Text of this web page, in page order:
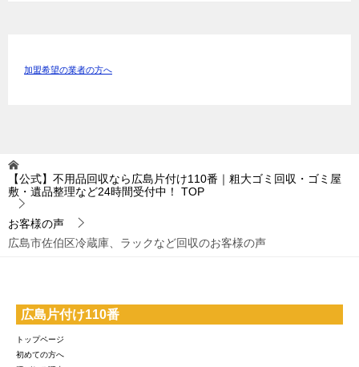
加盟希望の業者の方へ
【公式】不用品回収なら広島片付け110番｜粗大ゴミ回収・ゴミ屋
敷・遺品整理など24時間受付中！
TOP
お客様の声
広島市佐伯区冷蔵庫、ラックなど回収のお客様の声
広島片付け110番
トップページ
初めての方へ